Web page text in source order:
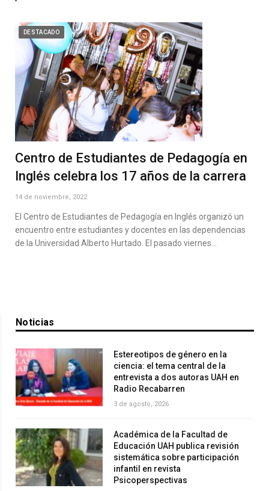
DESTACADO
Centro de Estudiantes de Pedagogía en
Inglés celebra los 17 años de la carrera
14 de noviembre, 2022
El Centro de Estudiantes de Pedagogía en Inglés organizó un
encuentro entre estudiantes y docentes en las dependencias
de la Universidad Alberto Hurtado. El pasado viernes…
Noticias
Estereotipos de género en la
ciencia: el tema central de la
entrevista a dos autoras UAH en
Radio Recabarren
3 de agosto, 2026
Académica de la Facultad de
Educación UAH publica revisión
sistemática sobre participación
infantil en revista
Psicoperspectivas